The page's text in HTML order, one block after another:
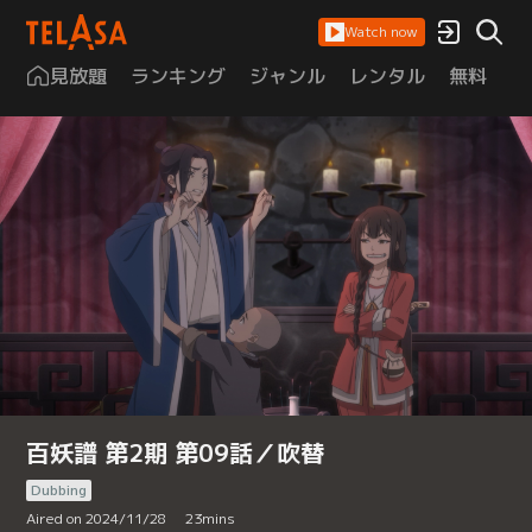
Watch now
見放題 ランキング ジャンル レンタル 無料
百妖譜 第2期 第09話／吹替
Dubbing
Aired on 2024/11/28
23mins